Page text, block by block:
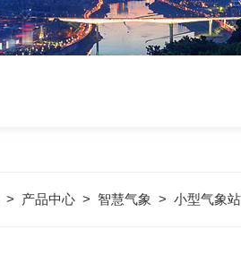
> 产品中心 > 智慧气象 > 小型气象站